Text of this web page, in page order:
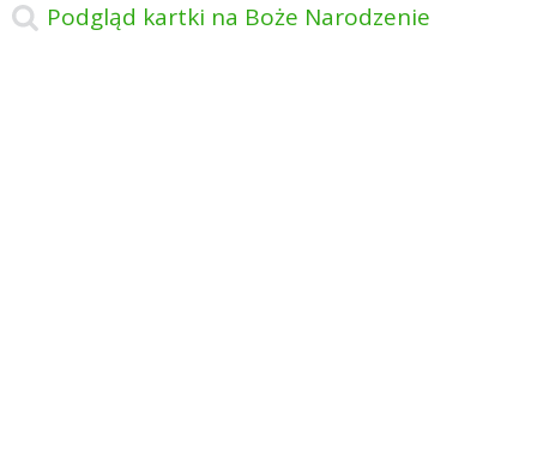
Podgląd kartki na Boże Narodzenie